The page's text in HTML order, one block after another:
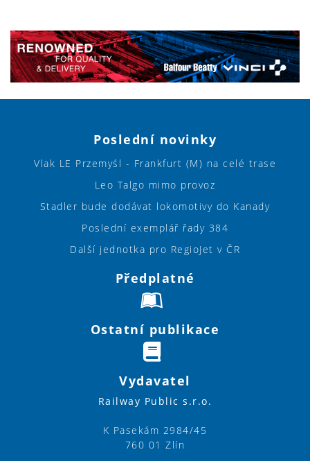
Poslední novinky
Vlak LE Przemyśl - Frankfurt (M) na celé trase
Leo Talgo mimo provoz
Stadler bude dodávat lokomotivy do Kanady
Poslední exemplář řady 384
Další jednotka pro RegioJet v ČR
Předplatné
Ostatní publikace
Vydavatel
Railway Public s.r.o.
K Pasekám 2984/45
760 01 Zlín